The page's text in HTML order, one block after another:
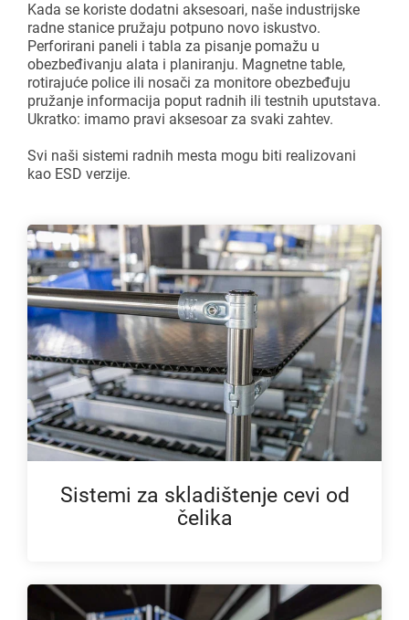
Kada se koriste dodatni aksesoari, naše industrijske
radne stanice pružaju potpuno novo iskustvo.
Perforirani paneli i tabla za pisanje pomažu u
obezbeđivanju alata i planiranju. Magnetne table,
rotirajuće police ili nosači za monitore obezbeđuju
pružanje informacija poput radnih ili testnih uputstava.
Ukratko: imamo pravi aksesoar za svaki zahtev.
Svi naši sistemi radnih mesta mogu biti realizovani
kao ESD verzije.
Sistemi za skladištenje cevi od
čelika